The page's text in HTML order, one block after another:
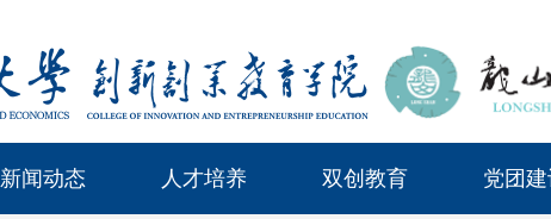
新闻动态 人才培养 双创教育 党团